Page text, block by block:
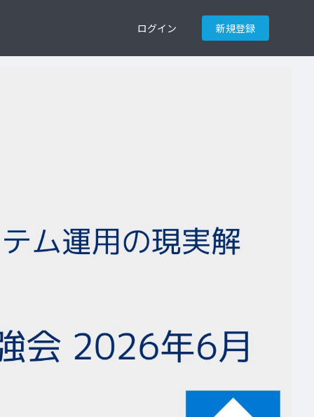
ログイン 新規登録